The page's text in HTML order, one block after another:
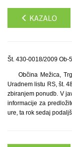
KAZALO
Št. 430-0018/2009 Ob-
Občina Mežica,
Uradnem listu RS, št.
zbiranjem ponudb. V
informacije za
ure, ta rok sedaj